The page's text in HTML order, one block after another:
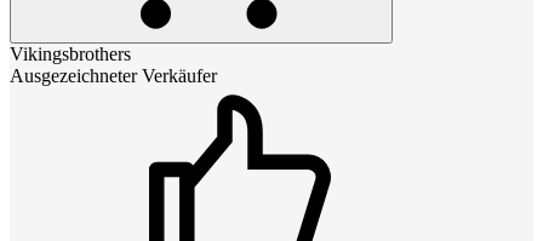
Vikingsbrothers
Ausgezeichneter Verkäufer